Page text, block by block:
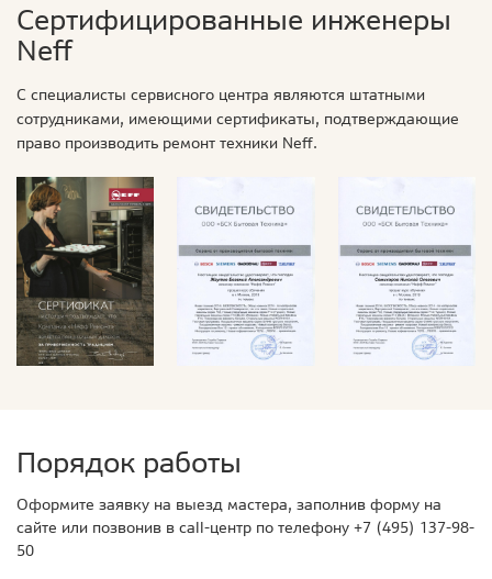
Сертифицированные инженеры
Neff
С специалисты сервисного центра являются штатными
сотрудниками, имеющими сертификаты, подтверждающие
право производить ремонт техники Neff.
Порядок работы
Оформите заявку на выезд мастера, заполнив форму на
сайте или позвонив в call-центр по телефону +7 (495) 137-98-
50